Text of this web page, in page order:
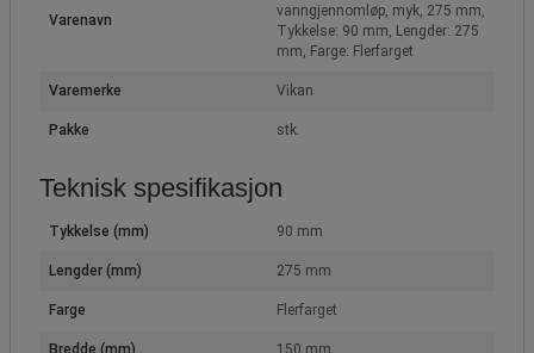
Varenavn
vanngjennomløp, myk, 275 mm,
Tykkelse: 90 mm, Lengder: 275
mm, Farge: Flerfarget
Varemerke Vikan
Pakke stk.
Teknisk spesifikasjon
Tykkelse (mm) 90 mm
Lengder (mm) 275 mm
Farge Flerfarget
Bredde (mm) 150 mm